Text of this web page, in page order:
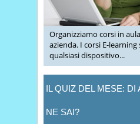
Organizziamo corsi in
azienda. I corsi E-
qualsiasi dispositivo...
IL QUIZ DEL MESE: DI
NE SAI?